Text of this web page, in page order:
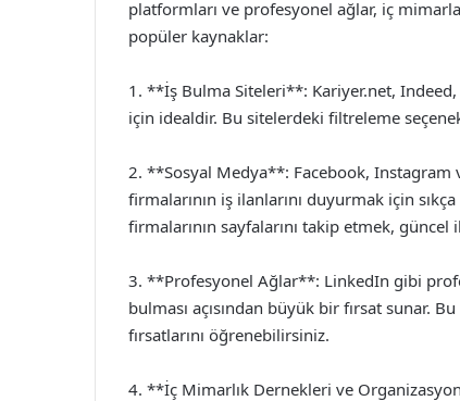
platformları ve profesyonel ağlar, iç
popüler kaynaklar:
1. **İş Bulma Siteleri**: Kariyer.net,
için idealdir. Bu sitelerdeki filtreleme
2. **Sosyal Medya**: Facebook, Instagram
firmalarının iş ilanlarını duyurmak için
firmalarının sayfalarını takip etmek, güncel
3. **Profesyonel Ağlar**: LinkedIn gibi
bulması açısından büyük bir fırsat sunar.
fırsatlarını öğrenebilirsiniz.
4. **İç Mimarlık Dernekleri ve